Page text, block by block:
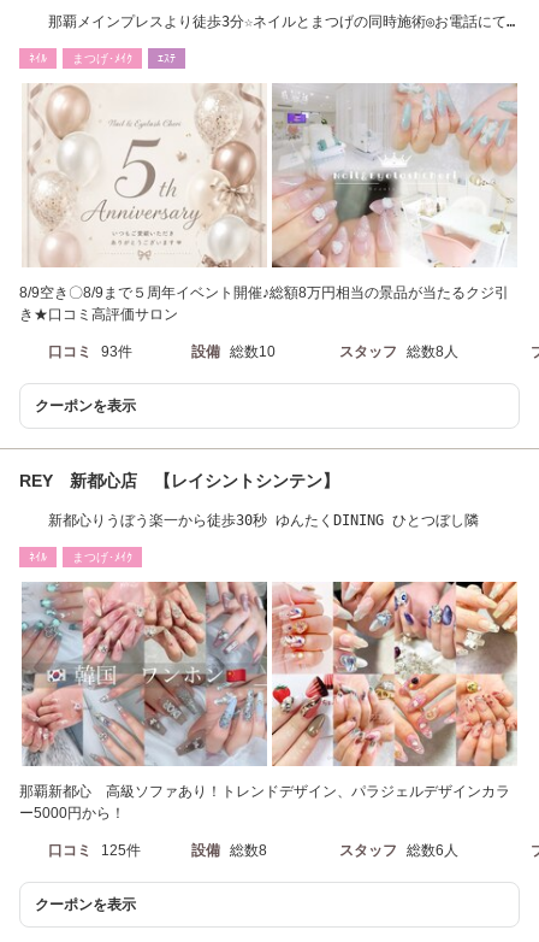
那覇メインプレスより徒歩3分☆ネイルとまつげの同時施術◎お電話にて
ﾈｲﾙ まつげ･ﾒｲｸ ｴｽﾃ
8/9空き〇8/9まで５周年イベント開催♪総額8万円相当の景品が当たるクジ引
き★口コミ高評価サロン
口コミ 93件 設備 総数10 スタッフ 総数8人
クーポンを表示
REY 新都心店 【レイシントシンテン】
新都心りうぼう楽一から徒歩30秒 ゆんたくDINING ひとつぼし隣
ﾈｲﾙ まつげ･ﾒｲｸ
那覇新都心 高級ソファあり！トレンドデザイン、パラジェルデザインカラ
ー5000円から！
口コミ 125件 設備 総数8 スタッフ 総数6人
クーポンを表示